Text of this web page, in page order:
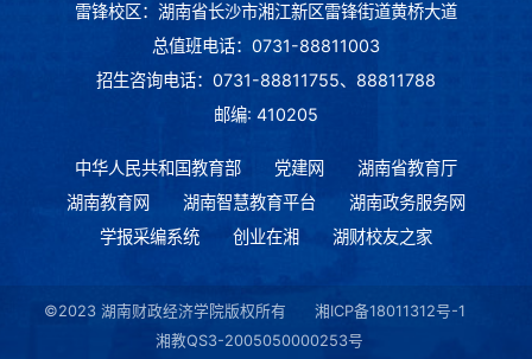
雷锋校区：湖南省长沙市湘江新区雷锋街道黄桥大道
总值班电话：0731-88811003
招生咨询电话：0731-88811755、88811788
邮编: 410205
中华人民共和国教育部 党建网
湖南省教育厅
湖南教育网
湖南智慧教育平台
湖南政务服务网
学报采编系统
创业在湘 湖财校友之家
©2023 湖南财政经济学院版权所有
湘ICP备18011312号-1
湘教QS3-2005050000253号